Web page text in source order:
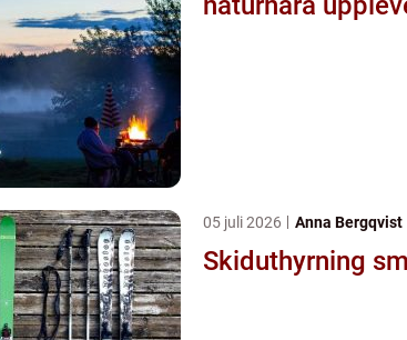
05 juli 2026 Anna Bergqvist
Skiduthyrning